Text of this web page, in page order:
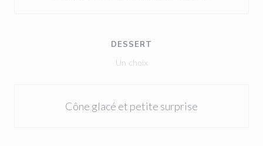
DESSERT
Un choix
Cône glacé et petite surprise